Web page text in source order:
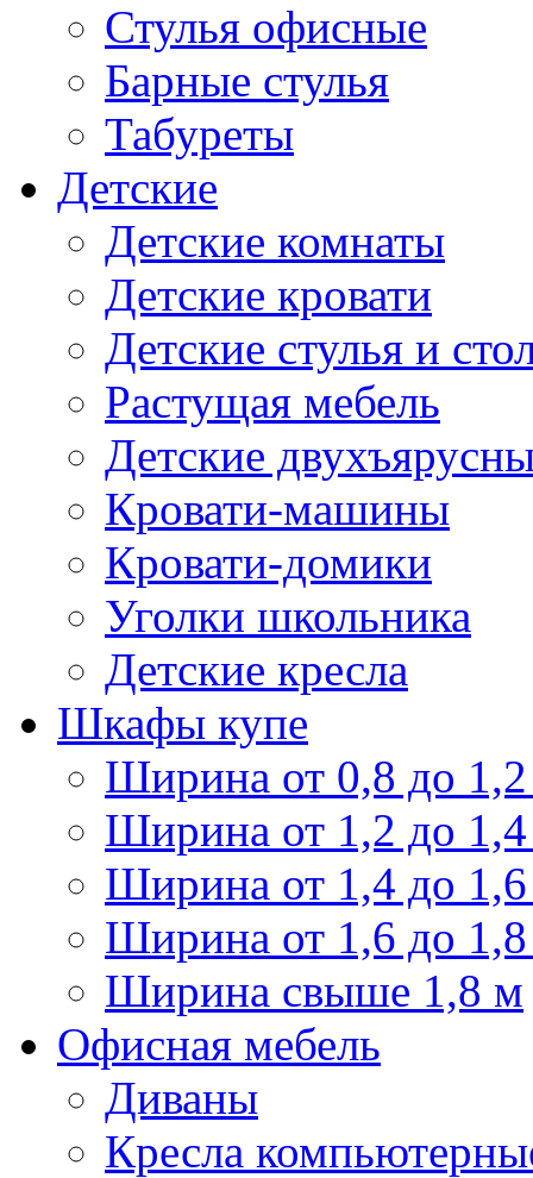
Стулья офисные
Барные стулья
Табуреты
Детские
Детские комнаты
Детские кровати
Детские стулья и
Растущая мебель
Детские
Кровати-машины
Кровати-домики
Уголки школьника
Детские кресла
Шкафы купе
Ширина от 0,8 до
Ширина от 1,2 до
Ширина от 1,4 до
Ширина от 1,6 до
Ширина свыше 1,8 м
Офисная мебель
Диваны
Кресла